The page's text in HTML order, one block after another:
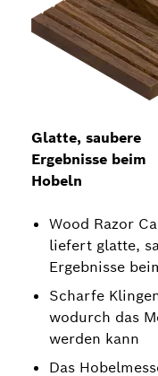
Glatte, saubere
Ergebnisse beim
Hobeln
Wood Razor
liefert glatte,
Ergebnisse
Scharfe
wodurch das
werden kann
Das